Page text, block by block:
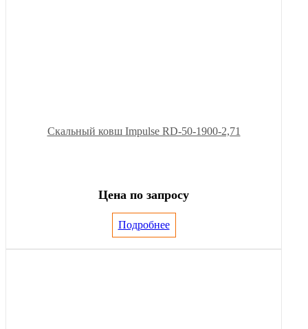
Скальный ковш Impulse RD-50-1900-2,71
Цена по запросу
Подробнее